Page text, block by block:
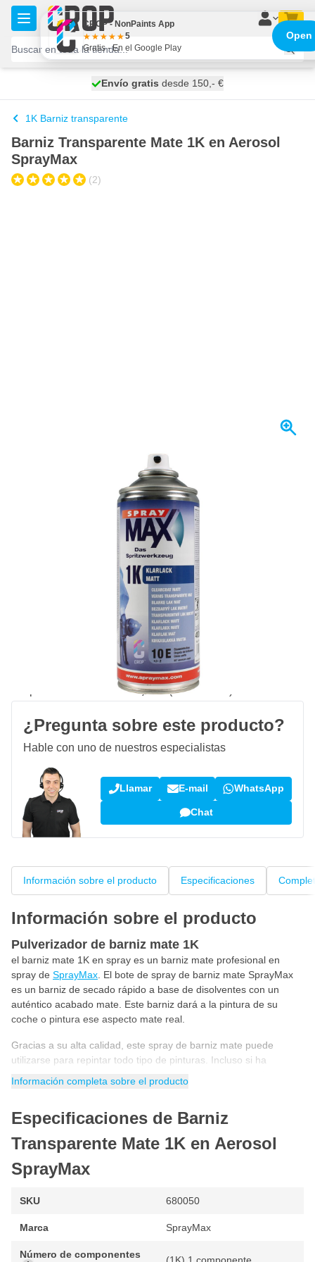
Ir al contenido
se envía mañana
Envío gratis desde 150,- €
100 días
1K Barniz transparente
Barniz Transparente Mate 1K en Aerosol
SprayMax
(2)
Barniz Transparente Mate 1K en Aerosol SprayMax
incl. IVA
Añadir al carrito
Haz tu pedido antes de las 23:59,
se envía mañana
desde 150,- €
devoluciones & cambios
Opiniones de clientes:4,13/5(795 críticas)
¿Pregunta sobre este producto?
Hable con uno de nuestros especialistas
Llamar E-mail WhatsApp
Chat
Información sobre el producto Especificaciones
Información sobre el producto
Pulverizador de barniz mate 1K
el barniz mate 1K en spray es un barniz mate profesional en
spray de SprayMax . El bote de spray de barniz mate SprayMax
es un barniz de secado rápido a base de disolventes con un
auténtico acabado mate. Este barniz dará a la pintura de su
coche o pintura ese aspecto mate real.
Gracias a su alta calidad, este spray de barniz mate puede
utilizarse para repintar todo tipo de pinturas. Incluso si ha
para proteger la pintura con un resultado final mate.
Barniz mate de secado rápido
¿Busca un barniz de secado rápido y acabado mate?. Este
esmalte transparente en spray de 1 componente tiene un
a su calidad 1K. Abajo puedes ver lo rápido que se seca.
Noche: 20ºC
Información completa sobre el producto
Especificaciones de Barniz
Transparente Mate 1K en Aerosol
SprayMax
SKU 680050
Marca SprayMax
Número de componentes
CROP - NonPaints App
5
Gratis - En el Google Play
Open